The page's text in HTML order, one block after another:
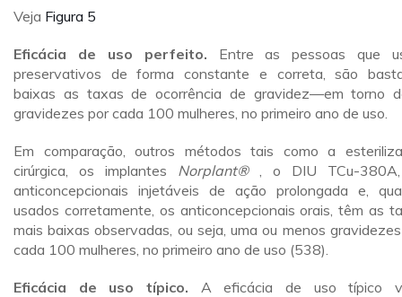
Veja Figura 5
Eficácia de uso perfeito. Entre as pessoas que
preservativos de forma constante e correta, são
baixas as taxas de ocorrência de gravidez—em torno
gravidezes por cada 100 mulheres, no primeiro ano de uso.
Em comparação, outros métodos tais como a
cirúrgica, os implantes Norplant® , o DIU TCu-
anticoncepcionais injetáveis de ação prolongada e,
usados corretamente, os anticoncepcionais orais, têm as
mais baixas observadas, ou seja, uma ou menos
cada 100 mulheres, no primeiro ano de uso (538).
Eficácia de uso típico. A eficácia de uso típico